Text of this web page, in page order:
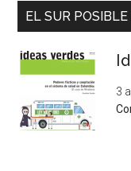
EL SUR POSIBLE
3